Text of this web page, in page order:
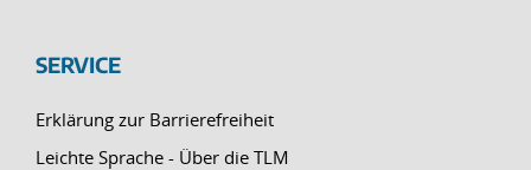
SERVICE
Erklärung zur Barrierefreiheit
Leichte Sprache - Über die TLM